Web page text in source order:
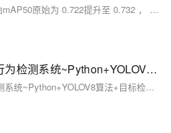
在NEU-DET数据集下验证：原始mAP50原始为 0.722提升至 0.732 ， R 原始为 0.643 提升至 0.682 ， mAP50-95原始为0.407提升至0.413
基于YOLO的驾驶员异常行为检测系统~Python+YOLOV8算法+目标检测+图像识别+人工智能
基于YOLO的驾驶员异常行为检测系统~Python+YOLOV8算法+目标检测+图像识别+人工智能